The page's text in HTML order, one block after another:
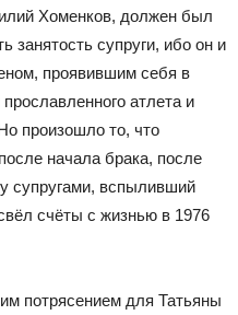
Хоменков, должен был
занятость супруги, ибо он и
проявившим себя в
атлета и
произошло то, что
начала брака, после
супругами, вспыливший
счёты с жизнью в 1976
потрясением для Татьяны